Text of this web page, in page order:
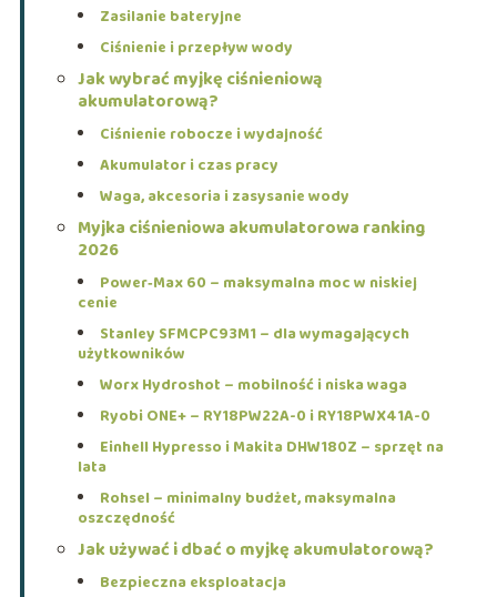
Zasilanie bateryjne
Ciśnienie i przepływ wody
Jak wybrać myjkę ciśnieniową
akumulatorową?
Ciśnienie robocze i wydajność
Akumulator i czas pracy
Waga, akcesoria i zasysanie wody
Myjka ciśnieniowa akumulatorowa ranking
2026
Power‑Max 60 – maksymalna moc w niskiej
cenie
Stanley SFMCPC93M1 – dla wymagających
użytkowników
Worx Hydroshot – mobilność i niska waga
Ryobi ONE+ – RY18PW22A-0 i RY18PWX41A-0
Einhell Hypresso i Makita DHW180Z – sprzęt na
lata
Rohsel – minimalny budżet, maksymalna
oszczędność
Jak używać i dbać o myjkę akumulatorową?
Bezpieczna eksploatacja